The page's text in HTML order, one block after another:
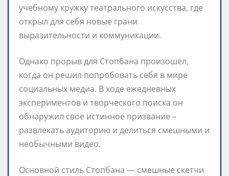
учебному кружку театрального искусства, где
открыл для себя новые грани
выразительности и коммуникации.
Однако прорыв для Стопбана произошел,
когда он решил попробовать себя в мире
социальных медиа. В ходе ежедневных
экспериментов и творческого поиска он
обнаружил свое истинное призвание –
развлекать аудиторию и делиться смешными и
необычными видео.
Основной стиль Стопбана — смешные скетчи